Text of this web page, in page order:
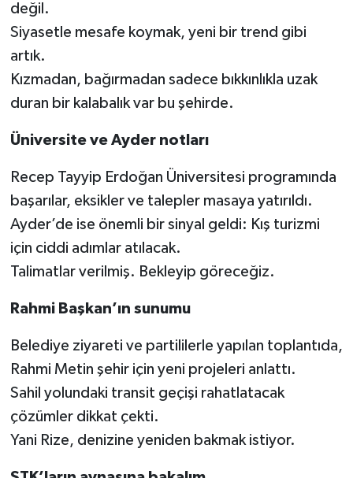
değil.
Siyasetle mesafe koymak, yeni bir trend gibi
artık.
Kızmadan, bağırmadan sadece bıkkınlıkla uzak
duran bir kalabalık var bu şehirde.
Üniversite ve Ayder notları
Recep Tayyip Erdoğan Üniversitesi programında
başarılar, eksikler ve talepler masaya yatırıldı.
Ayder’de ise önemli bir sinyal geldi: Kış turizmi
için ciddi adımlar atılacak.
Talimatlar verilmiş. Bekleyip göreceğiz.
Rahmi Başkan’ın sunumu
Belediye ziyareti ve partililerle yapılan toplantıda,
Rahmi Metin şehir için yeni projeleri anlattı.
Sahil yolundaki transit geçişi rahatlatacak
çözümler dikkat çekti.
Yani Rize, denizine yeniden bakmak istiyor.